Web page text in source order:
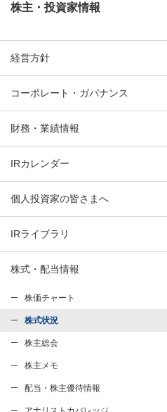
株主・投資家情報
経営方針
コーポレート・ガバナンス
財務・業績情報
IRカレンダー
個人投資家の皆さまへ
IRライブラリ
株式・配当情報
株価チャート
株式状況
株主総会
株主メモ
配当・株主優待情報